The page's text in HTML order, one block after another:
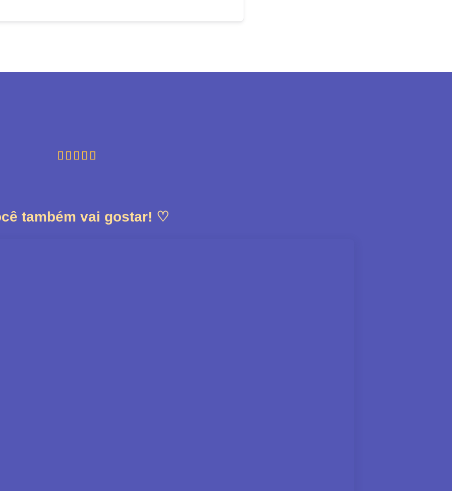
    
também vai gostar! ♡